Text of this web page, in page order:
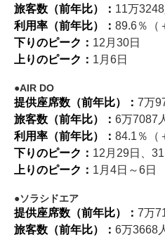
旅客数（前年比）： 11万3248
利用率（前年比）： 89.6％（
下りのピーク： 12月30日
上りのピーク： 1月6日
AIR DO
提供座席数（前年比）： 7万
旅客数（前年比）： 6万7087
利用率（前年比）： 84.1％（
下りのピーク： 12月29日、
上りのピーク： 1月4日～6日
ソラシドエア
提供座席数（前年比）： 7万
旅客数（前年比）： 6万3668